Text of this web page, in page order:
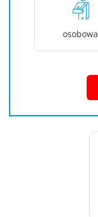
osobowa